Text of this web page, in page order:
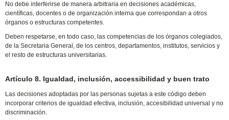
No debe interferirse de manera arbitraria en decisiones académicas,
científicas, docentes o de organización interna que correspondan a otros
órganos o estructuras competentes.
Deben respetarse, en todo caso, las competencias de los órganos colegiados,
de la Secretaria General, de los centros, departamentos, institutos, servicios y
el resto de estructuras universitarias.
Artículo 8. Igualdad, inclusión, accessibilidad y buen trato
Las decisiones adoptadas por las personas sujetas a este código deben
incorporar criterios de igualdad efectiva, inclusión, accesibilidad universal y no
discriminación.